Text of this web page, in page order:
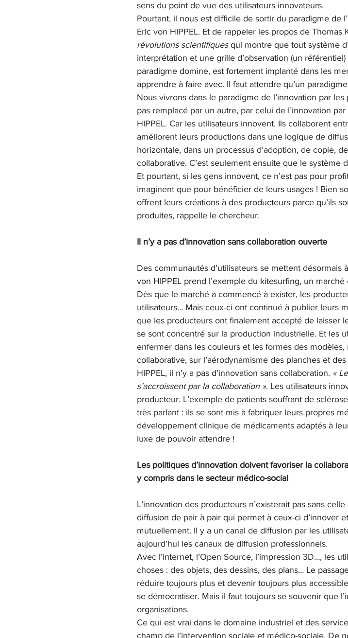
sens du point de vue des utilisateurs innovateurs.
Pourtant, il nous est difficile de sortir du paradigme de
Eric von HIPPEL. Et de rappeler les propos de Thomas
révolutions scientifiques qui montre que tout système
interprétation et une grille d’observation (un
paradigme domine, est fortement implanté dans les
apprendre à faire avec. Il faut attendre qu’un
Nous vivrons dans le paradigme de l’innovation par
pas remplacé par un autre, par celui de l’innovation
HIPPEL. Car les utilisateurs innovent. Ils collaborent
améliorent leurs productions dans une logique de
horizontale, dans un processus d’adoption, de copie,
collaborative. C’est seulement ensuite que le système
Et pourtant, si les gens innovent, ce n’est pas pour
imaginent que pour bénéficier de leurs usages ! Bien
offrent leurs créations à des producteurs parce qu’ils
produites, rappelle le chercheur.
Il n’y a pas d’innovation sans collaboration ouverte
Des communautés d’utilisateurs se mettent
von HIPPEL prend l’exemple du kitesurfing, un
Dès que le marché a commencé à exister, les
utilisateurs… Mais ceux-ci ont continué à publier leurs
que les producteurs ont finalement accepté de laisser
se sont concentré sur la production industrielle. Et les
enfermer dans les couleurs et les formes des
collaborative, sur l’aérodynamisme des planches et
HIPPEL, il n’y a pas d’innovation sans collaboration. «
s’accroissent par la collaboration ». Les utilisateurs
producteur. L’exemple de patients souffrant de
très parlant : ils se sont mis à fabriquer leurs propres
développement clinique de médicaments adaptés à
luxe de pouvoir attendre !
Les politiques d’innovation doivent favoriser la
y compris dans le secteur médico-social
L’innovation des producteurs n’existerait pas sans
diffusion de pair à pair qui permet à ceux-ci d’innover
mutuellement. Il y a un canal de diffusion par les
aujourd’hui les canaux de diffusion professionnels.
Avec l’internet, l’Open Source, l’impression 3D…, les
choses : des objets, des dessins, des plans… Le
réduire toujours plus et devenir toujours plus
se démocratiser. Mais il faut toujours se souvenir que
organisations.
Ce qui est vrai dans le domaine industriel et des
champ de l’intervention sociale et médico-sociale. De